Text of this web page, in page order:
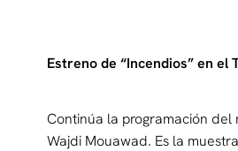
Estreno de “Incendios” en el
Continúa la programación del
Wajdi Mouawad. Es la